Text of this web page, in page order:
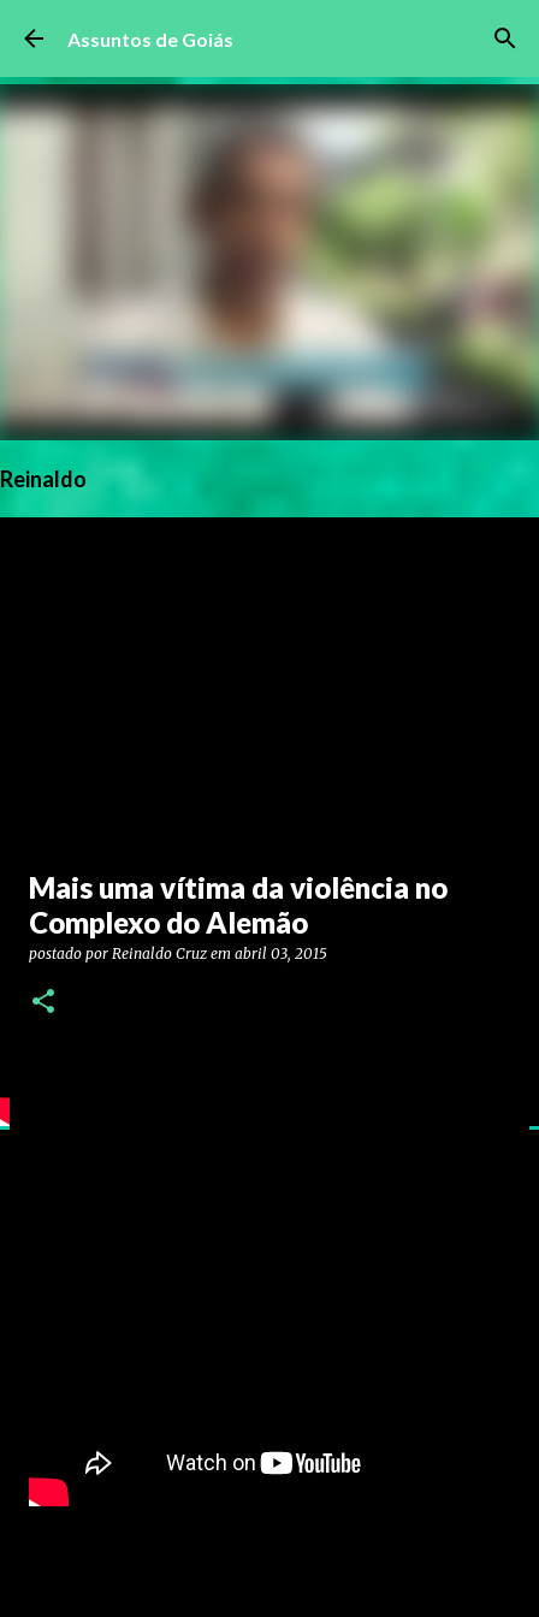
Pular para o conteúdo principal
Assuntos de Goiás
Reinaldo
Mais uma vítima da violência no
Complexo do Alemão
postado por Reinaldo Cruz em abril 03, 2015